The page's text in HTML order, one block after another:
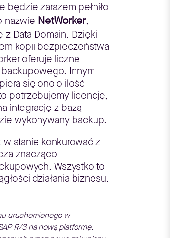
zarazem pełniło
nazwie NetWorker,
Data Domain. Dzięki
kopii bezpieczeństwa
oferuje liczne
backupowego. Innym
się ono o ilość
potrzebujemy licencję,
integrację z bazą
wykonywany backup.
w stanie konkurować z
znacząco
Wszystko to
działania biznesu.
uruchomionego w
R/3 na nową platformę.